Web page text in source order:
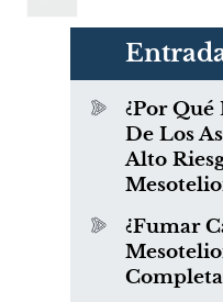
¿Por Qué
De Los
Alto
¿Fumar
Completa